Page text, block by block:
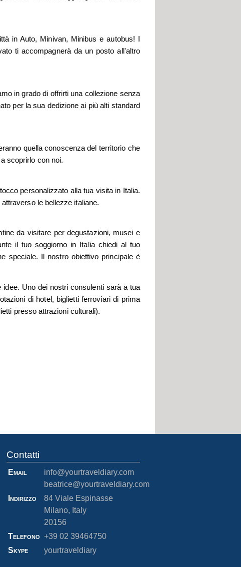
in Auto, Minivan, Minibus e autobus! I
ti accompagnerà da un posto all'altro
in grado di offrirti una collezione senza
per la sua dedizione ai più alti standard
quella conoscenza del territorio che
scoprirlo con noi.
personalizzato alla tua visita in Italia.
le bellezze italiane.
da visitare per degustazioni, musei e
il tuo soggiorno in Italia chiedi al tuo
speciale. Il nostro obiettivo principale è
Uno dei nostri consulenti sarà a tua
di hotel, biglietti ferroviari di prima
presso attrazioni culturali).
Contatti
Email
info@yourtraveldiary.com
beatrice@yourtraveldiary.com
Indirizzo
84 Viale Espinasse
Milano, Italy
20156
Telefono +39 02 39464750
Skype
yourtraveldiary